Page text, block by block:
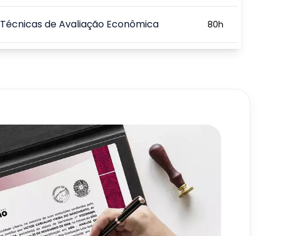
Técnicas de Avaliação Econômica 80h